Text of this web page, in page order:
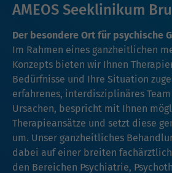
AMEOS Seeklinikum
Der besondere Ort für psychische
Im Rahmen eines ganzheitlichen
Konzepts bieten wir Ihnen
Bedürfnisse und Ihre Situation
erfahrenes, interdisziplinäres
Ursachen, bespricht mit Ihnen
Therapieansätze und setzt diese
um. Unser ganzheitliches
dabei auf einer breiten
den Bereichen Psychiatrie,